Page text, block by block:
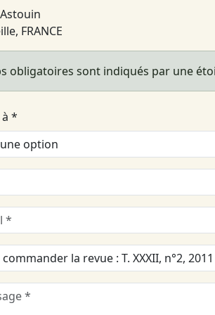
FRANCE
obligatoires sont indiqués par une
*